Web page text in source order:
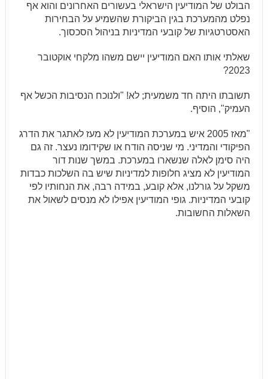
הבולט של המודיעין הישראלי בעשורים האחרונים והוא אף
נפלט מהמערכת בגין הביקורת שהשמיע על הבחירות
האסטרטגיות של קובעי המדיניות בניהול הסכסוך.
שאלתי אותו האם המודיעין יישם משהו מלקחי אוקטובר
2023?
תשובתו היתה חד משמעית; לא! "ולנוכח הנסיבות הכשל אף
העמיק", הוסיף.
"מאז 2005 איש במערכת המודיעין לא מעז לאתגר את הדרג
הפיקודי והמדיני. מי שניסה הודח או שקידומו נעצר. זה גם
היה סימן לאלה שנשארו במערכת. במשך שנות דור
המודיעין לא מציג חלופות למדיניות שיש בה השלכות כבדות
משקל על גורלנו, אלא קובע, במידה רבה, את הנחותיו לפי
קובעי המדיניות. גופי המודיעין אפילו לא מנסים לשאול את
השאלות החשובות.